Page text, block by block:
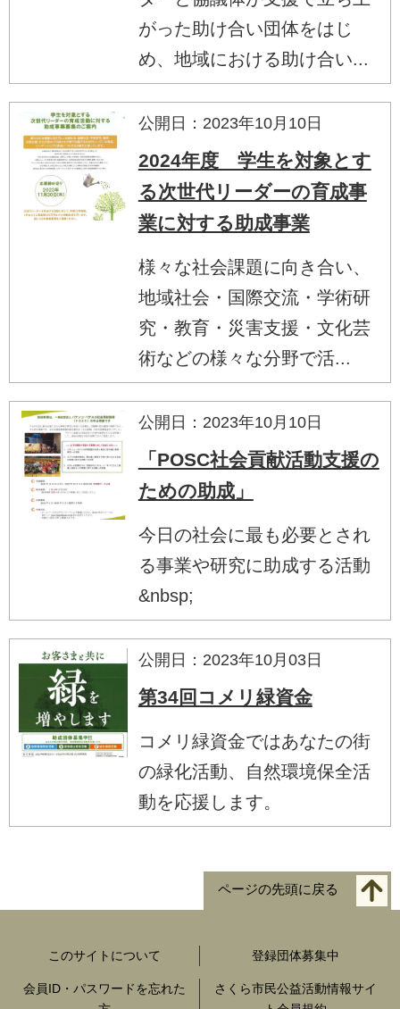
がった助け合い団体をはじ
め、地域における助け合い...
公開日：2023年10月10日
2024年度 学生を対象とす
る次世代リーダーの育成事
業に対する助成事業
様々な社会課題に向き合い、
地域社会・国際交流・学術研
究・教育・災害支援・文化芸
術などの様々な分野で活...
公開日：2023年10月10日
「POSC社会貢献活動支援の
ための助成」
今日の社会に最も必要とされ
る事業や研究に助成する活動
&nbsp;
公開日：2023年10月03日
第34回コメリ緑資金
コメリ緑資金ではあなたの街
の緑化活動、自然環境保全活
動を応援します。
ページの先頭に戻る
このサイトについて 登録団体募集中
会員ID・パスワードを忘れた
さくら市民公益活動情報サイ